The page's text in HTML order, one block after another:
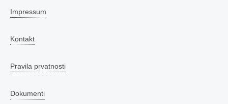
Impressum
Kontakt
Pravila prvatnosti
Dokumenti